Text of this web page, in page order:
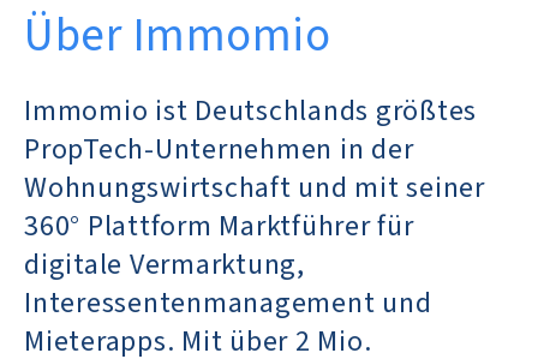
Über Immomio
Immomio ist Deutschlands größtes
PropTech-Unternehmen in der
Wohnungswirtschaft und mit seiner
360° Plattform Marktführer für
digitale Vermarktung,
Interessentenmanagement und
Mieterapps. Mit über 2 Mio.